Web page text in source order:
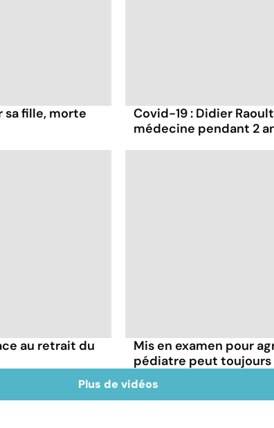
sa fille, morte
Covid-19 : Didier
médecine pendant 2
au retrait du
Mis en examen pour
pédiatre peut toujours
Plus de vidéos